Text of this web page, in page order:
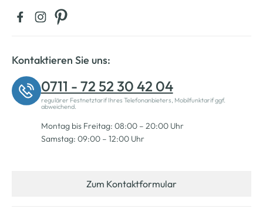
Kontaktieren Sie uns:
0711 - 72 52 30 42 04
regulärer Festnetztarif Ihres Telefonanbieters, Mobilfunktarif ggf.
abweichend.
Montag bis Freitag: 08:00 – 20:00 Uhr
Samstag: 09:00 – 12:00 Uhr
Zum Kontaktformular